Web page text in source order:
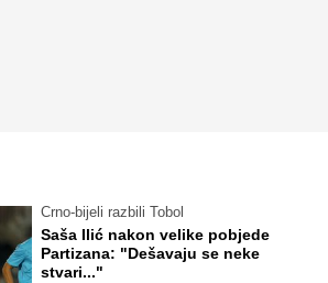
Crno-bijeli razbili Tobol
Saša Ilić nakon velike pobjede
Partizana: "Dešavaju se neke
stvari..."